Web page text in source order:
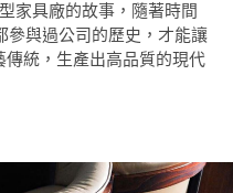
家具廠的故事，隨著時間
參與過公司的歷史，才能讓
統，生產出高品質的現代